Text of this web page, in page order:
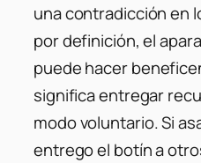
una contradicción en
por definición, el
puede hacer
significa entregar
modo voluntario. Si
entrego el botín a